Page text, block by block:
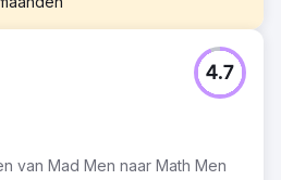
Digital om een Shopify-site te
zou aantrekken,
en een optimale
van Mad Men naar Math Men
4.7